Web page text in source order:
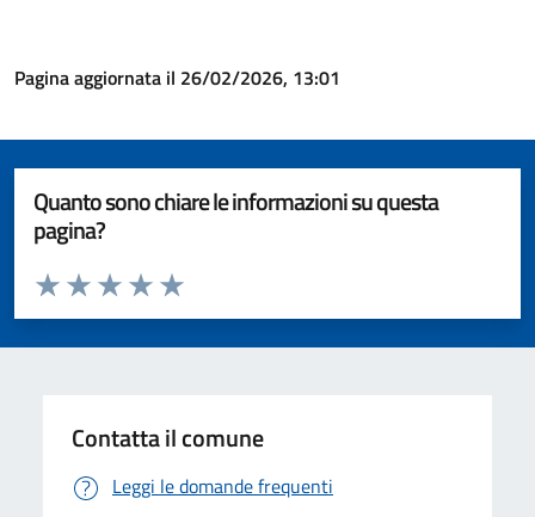
Pagina aggiornata il 26/02/2026, 13:01
Quanto sono chiare le informazioni su questa
pagina?
Valuta da 1 a 5 stelle la pagina
Valuta 5 stelle su 5
Valuta 4 stelle su 5
Valuta 3 stelle su 5
Valuta 2 stelle su 5
Valuta 1 stelle su 5
Contatta il comune
Leggi le domande frequenti